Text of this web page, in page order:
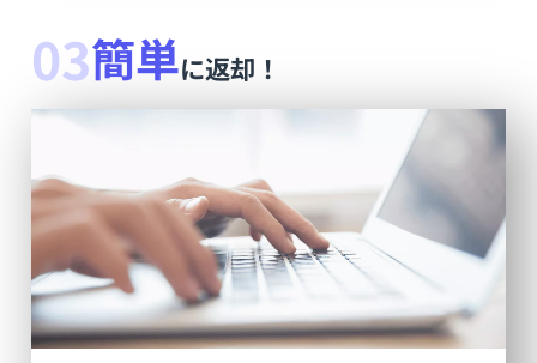
03簡単に返却！